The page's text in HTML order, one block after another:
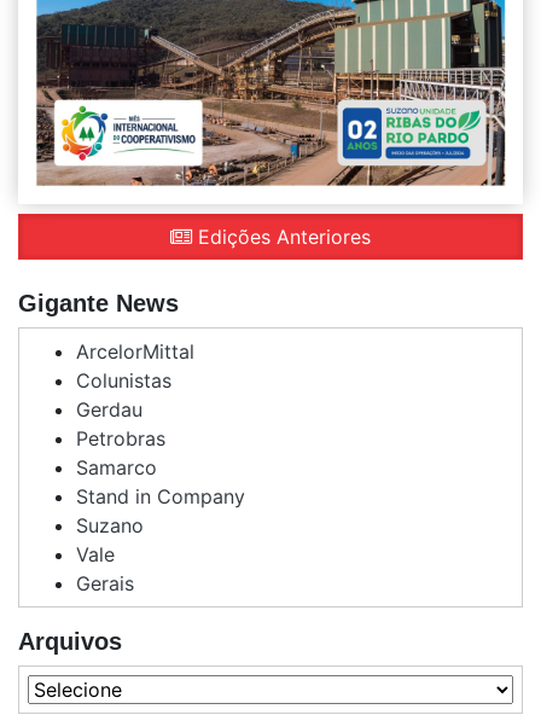
Edições Anteriores
Gigante News
ArcelorMittal
Colunistas
Gerdau
Petrobras
Samarco
Stand in Company
Suzano
Vale
Gerais
Arquivos